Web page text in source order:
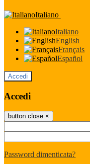
Italiano
Italiano
English
Français
Español
Accedi
Accedi
button close ×
Password dimenticata?